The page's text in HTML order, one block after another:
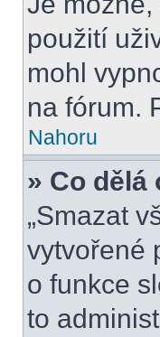
použití
mohl
na fórum.
Nahoru
» Co dělá
„Smazat
vytvořené
o funkce
to